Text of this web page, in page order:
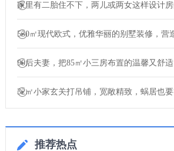
家里有二胎住不下，两儿或两女这样设计房
530㎡现代欧式，优雅华丽的别墅装修，营
90后夫妻，把85㎡小三房布置的温馨又舒适
32㎡小家玄关打吊铺，宽敞精致，蜗居也
推荐热点